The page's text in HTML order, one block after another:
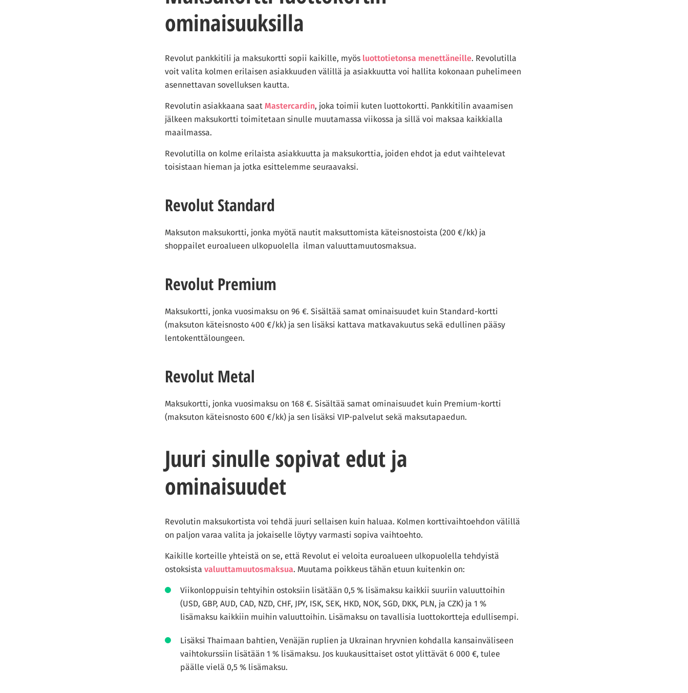
ominaisuuksilla
Revolut pankkitili ja maksukortti sopii kaikille, myös luottotietonsa menettäneille. Revolutilla
voit valita kolmen erilaisen asiakkuuden välillä ja asiakkuutta voi hallita kokonaan puhelimeen
asennettavan sovelluksen kautta.
Revolutin asiakkaana saat Mastercardin, joka toimii kuten luottokortti. Pankkitilin avaamisen
jälkeen maksukortti toimitetaan sinulle muutamassa viikossa ja sillä voi maksaa kaikkialla
maailmassa.
Revolutilla on kolme erilaista asiakkuutta ja maksukorttia, joiden ehdot ja edut vaihtelevat
toisistaan hieman ja jotka esittelemme seuraavaksi.
Revolut Standard
Maksuton maksukortti, jonka myötä nautit maksuttomista käteisnostoista (200 €/kk) ja
shoppailet euroalueen ulkopuolella ilman valuuttamuutosmaksua.
Revolut Premium
Maksukortti, jonka vuosimaksu on 96 €. Sisältää samat ominaisuudet kuin Standard-kortti
(maksuton käteisnosto 400 €/kk) ja sen lisäksi kattava matkavakuutus sekä edullinen pääsy
lentokenttäloungeen.
Revolut Metal
Maksukortti, jonka vuosimaksu on 168 €. Sisältää samat ominaisuudet kuin Premium-kortti
(maksuton käteisnosto 600 €/kk) ja sen lisäksi VIP-palvelut sekä maksutapaedun.
Juuri sinulle sopivat edut ja
ominaisuudet
Revolutin maksukortista voi tehdä juuri sellaisen kuin haluaa. Kolmen korttivaihtoehdon välillä
on paljon varaa valita ja jokaiselle löytyy varmasti sopiva vaihtoehto.
Kaikille korteille yhteistä on se, että Revolut ei veloita euroalueen ulkopuolella tehdyistä
ostoksista valuuttamuutosmaksua. Muutama poikkeus tähän etuun kuitenkin on:
Viikonloppuisin tehtyihin ostoksiin lisätään 0,5 % lisämaksu kaikkii suuriin valuuttoihin
(USD, GBP, AUD, CAD, NZD, CHF, JPY, ISK, SEK, HKD, NOK, SGD, DKK, PLN, ja CZK) ja 1 %
lisämaksu kaikkiin muihin valuuttoihin. Lisämaksu on tavallisia luottokortteja edullisempi.
Lisäksi Thaimaan bahtien, Venäjän ruplien ja Ukrainan hryvnien kohdalla kansainväliseen
vaihtokurssiin lisätään 1 % lisämaksu. Jos kuukausittaiset ostot ylittävät 6 000 €, tulee
päälle vielä 0,5 % lisämaksu.